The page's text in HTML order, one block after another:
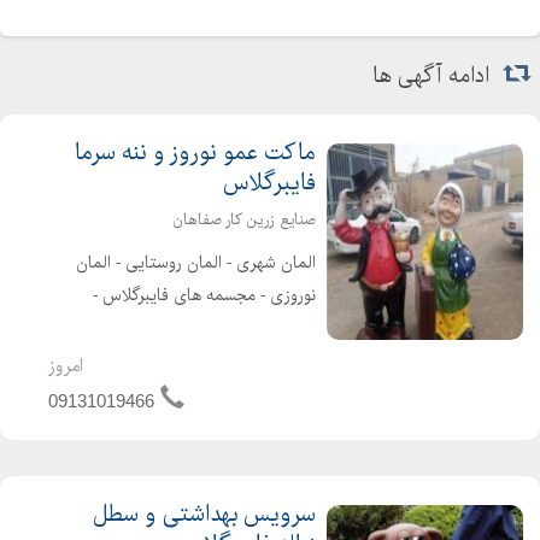
ادامه آگهی ها
ماکت عمو نوروز و ننه سرما
فایبرگلاس
صنایع زرین کار صفاهان
المان شهری - المان روستایی - المان
نوروزی - مجسمه های فایبرگلاس -
فایبرگلاس - مجسمه های شهری طراحی و
تولید انواع المان های شهری، روستایی و
امروز
09131019466
سرویس بهداشتی و سطل